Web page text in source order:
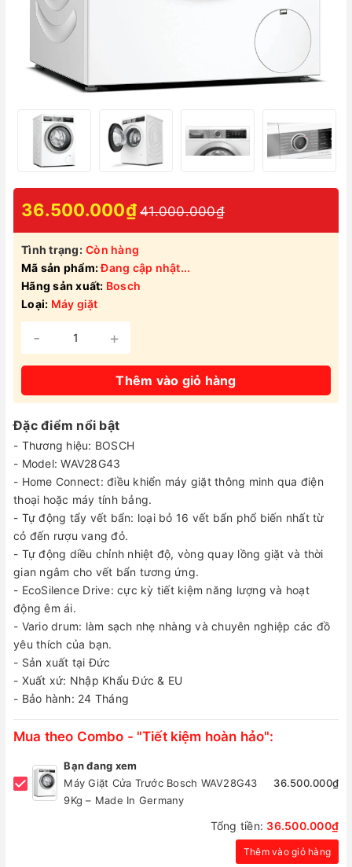
36.500.000₫ 41.000.000₫
Tình trạng: Còn hàng
Mã sản phẩm:Đang cập nhật...
Hãng sản xuất: Bosch
Loại: Máy giặt
- +
Thêm vào giỏ hàng
Đặc điểm nổi bật
- Thương hiệu: BOSCH
- Model: WAV28G43
- Home Connect: điều khiển máy giặt thông minh qua điện
thoại hoặc máy tính bảng.
- Tự động tẩy vết bẩn: loại bỏ 16 vết bẩn phổ biến nhất từ
cỏ đến rượu vang đỏ.
- Tự động diều chỉnh nhiệt độ, vòng quay lồng giặt và thời
gian ngâm cho vết bẩn tương ứng.
- EcoSilence Drive: cực kỳ tiết kiệm năng lượng và hoạt
động êm ái.
- Vario drum: làm sạch nhẹ nhàng và chuyên nghiệp các đồ
yêu thích của bạn.
- Sản xuất tại Đức
- Xuất xứ: Nhập Khẩu Đức & EU
- Bảo hành: 24 Tháng
Mua theo Combo - "Tiết kiệm hoàn hảo":
Bạn đang xem
Máy Giặt Cửa Trước Bosch WAV28G43
9Kg – Made In Germany
36.500.000₫
Tổng tiền: 36.500.000₫
Thêm vào giỏ hàng